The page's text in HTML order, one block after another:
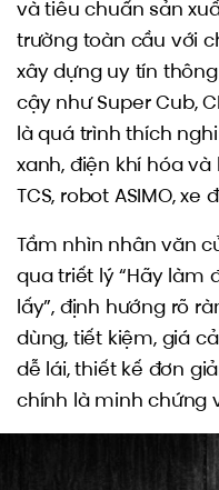
và tiêu chuẩn sản
trường toàn cầu với
xây dựng uy tín
cậy như Super Cub,
là quá trình thích
xanh, điện khí hóa và
TCS, robot ASIMO, xe
Tầm nhìn nhân văn
qua triết lý “Hãy làm
lấy”, định hướng rõ
dùng, tiết kiệm, giá
dễ lái, thiết kế đơn
chính là minh chứng